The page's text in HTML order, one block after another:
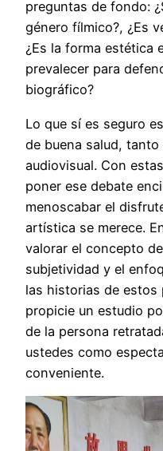
preguntas de fondo:
género fílmico?, ¿Es
¿Es la forma estética
prevalecer para
biográfico?
Lo que sí es seguro
de buena salud,
audiovisual. Con
poner ese debate
menoscabar el
artística se merece.
valorar el concepto
subjetividad y el
las historias de estos
propicie un estudio
de la persona
ustedes como
conveniente.